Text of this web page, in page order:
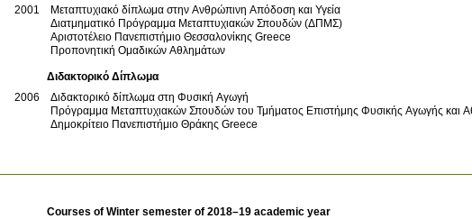
2001
Μεταπτυχιακό δίπλωμα στην Ανθρώπινη Απόδοση και Υγεία
Διατμηματικό Πρόγραμμα Μεταπτυχιακών Σπουδών (ΔΠΜΣ)
Αριστοτέλειο Πανεπιστήμιο Θεσσαλονίκης Greece
Προπονητική Ομαδικών Αθλημάτων
Διδακτορικό Δίπλωμα
2006
Διδακτορικό δίπλωμα στη Φυσική Αγωγή
Πρόγραμμα Μεταπτυχιακών
Δημοκρίτειο Πανεπιστήμιο Θράκης Greece
Courses of Winter semester of 2018–19 academic year